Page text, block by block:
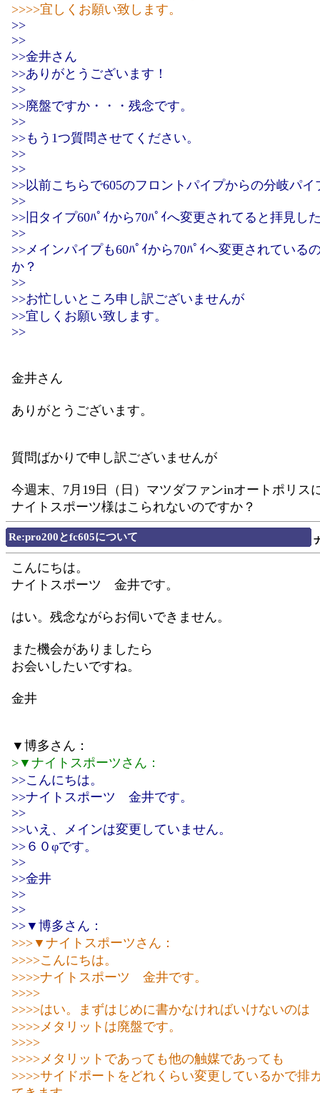
>>>>宜しくお願い致します。
>>
>>
>>金井さん
>>ありがとうございます！
>>
>>廃盤ですか・・・残念です。
>>
>>もう1つ質問させてください。
>>
>>
>>以前こちらで605のフロントパイプからの分岐パイ
>>
>>旧タイプ60ﾊﾟｲから70ﾊﾟｲへ変更されてると拝見し
>>
>>メインパイプも60ﾊﾟｲから70ﾊﾟｲへ変更されている
か？
>>
>>お忙しいところ申し訳ございませんが
>>宜しくお願い致します。
>>
金井さん
ありがとうございます。
質問ばかりで申し訳ございませんが
今週末、7月19日（日）マツダファンinオートポリス
ナイトスポーツ様はこられないのですか？
Re:pro200とfc605について
こんにちは。
ナイトスポーツ 金井です。
はい。残念ながらお伺いできません。
また機会がありましたら
お会いしたいですね。
金井
▼博多さん：
>▼ナイトスポーツさん：
>>こんにちは。
>>ナイトスポーツ 金井です。
>>
>>いえ、メインは変更していません。
>>６０φです。
>>
>>金井
>>
>>
>>▼博多さん：
>>>▼ナイトスポーツさん：
>>>>こんにちは。
>>>>ナイトスポーツ 金井です。
>>>>
>>>>はい。まずはじめに書かなければいけないのは
>>>>メタリットは廃盤です。
>>>>
>>>>メタリットであっても他の触媒であっても
>>>>サイドポートをどれくらい変更しているかで排